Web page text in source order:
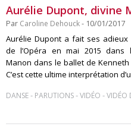
Aurélie Dupont, divine
Par Caroline Dehouck- 10/01/2017
Aurélie Dupont a fait ses adieux
de l’Opéra en mai 2015
Manon dans le ballet de Kenneth
C’est cette ultime interprétation
DANSE- PARUTIONS-VIDÉO -VIDÉO